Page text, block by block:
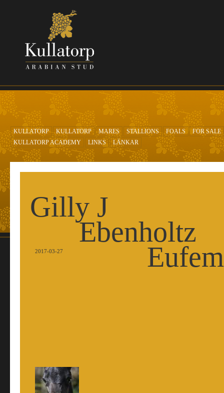
KULLATORP KULLATORP MARES STALLIONS FOALS
FOR SALE
KULLATORP ACADEMY
LINKS LÄNKAR
Gilly J
Ebenholtz
2017-03-27